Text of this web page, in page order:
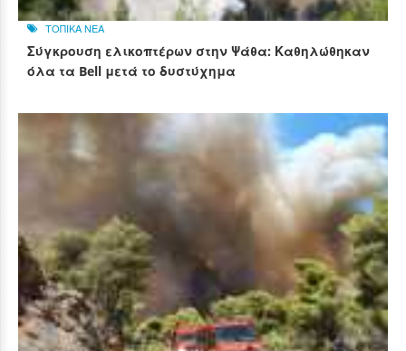
ΤΟΠΙΚΑ ΝΕΑ
Σύγκρουση ελικοπτέρων στην Ψάθα: Καθηλώθηκαν
όλα τα Bell μετά το δυστύχημα